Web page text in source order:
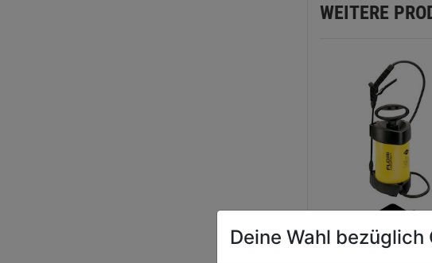
WEITERE
Drucksprühgerät
Deine Wahl